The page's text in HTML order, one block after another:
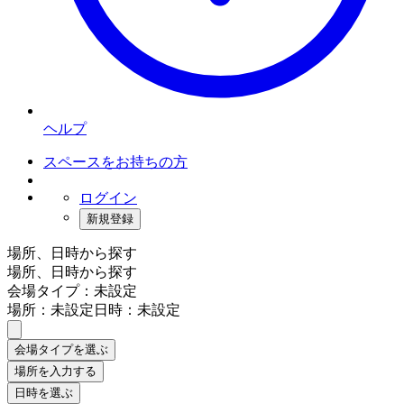
ヘルプ
スペースをお持ちの方
ログイン
新規登録
場所、日時から探す
場所、日時から探す
会場タイプ：未設定
場所：未設定日時：未設定
会場タイプを選ぶ
場所を入力する
日時を選ぶ